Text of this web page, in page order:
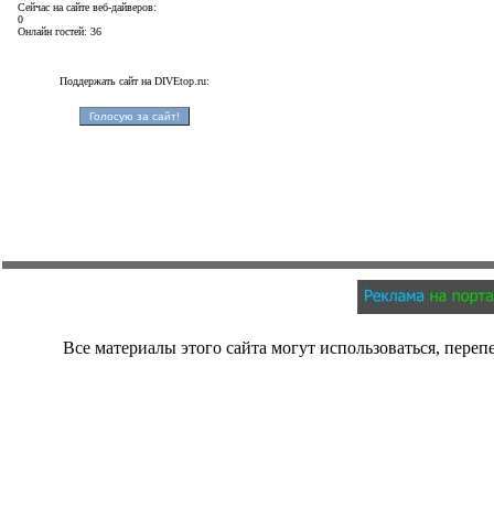
Сейчас на сайте веб-дайверов:
0
Онлайн гостей: 36
Поддержать сайт на DIVEtop.ru:
Все материалы этого сайта могут использоваться,